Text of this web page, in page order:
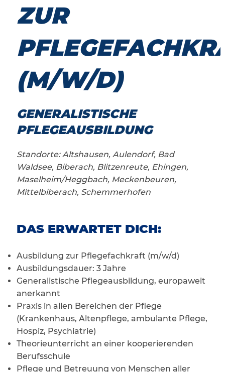
ZUR
(M/W/D)
GENERALISTISCHE
PFLEGEAUSBILDUNG
Standorte: Altshausen, Aulendorf, Bad
Waldsee, Biberach, Blitzenreute, Ehingen,
Maselheim/Heggbach, Meckenbeuren,
Mittelbiberach, Schemmerhofen
DAS ERWARTET DICH:
Ausbildung zur Pflegefachkraft (m/w/d)
Ausbildungsdauer: 3 Jahre
Generalistische Pflegeausbildung, europaweit
anerkannt
Praxis in allen Bereichen der Pflege
(Krankenhaus, Altenpflege, ambulante Pflege,
Hospiz, Psychiatrie)
Theorieunterricht an einer kooperierenden
Berufsschule
Pflege und Betreuung von Menschen aller